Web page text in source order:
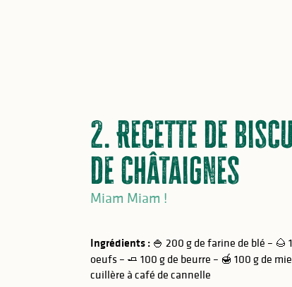
2. Recette de
de châtaignes
Miam Miam !
Ingrédients : 🍚 200 g de farine de blé – 🌰
oeufs – 🧈 100 g de beurre – 🍯 100 g de
cuillère à café de cannelle